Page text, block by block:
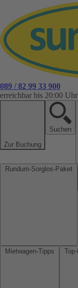
089 / 82 99 33 900
erreichbar bis 20:00 Uhr
Zur Buchung
Suchen